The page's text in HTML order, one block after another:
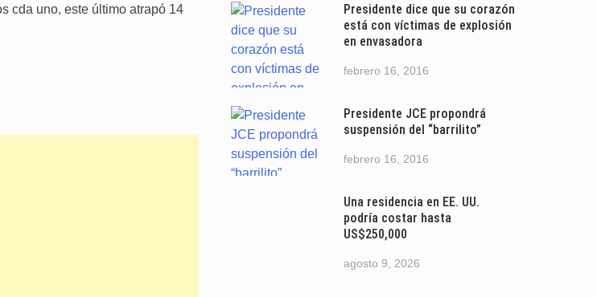
cda uno, este último atrapó 14
Presidente dice que su corazón
está con víctimas de explosión
en envasadora
febrero 16, 2016
Presidente JCE propondrá
suspensión del “barrilito”
febrero 16, 2016
Una residencia en EE. UU.
podría costar hasta
US$250,000
agosto 9, 2026